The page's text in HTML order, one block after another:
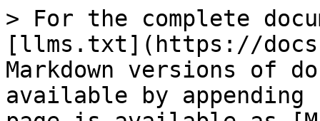
> For the complete
[llms.txt](https://
Markdown versions of
available by